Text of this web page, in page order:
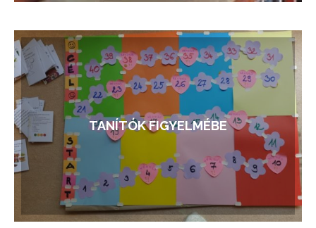
TANÍTÓK FIGYELMÉBE